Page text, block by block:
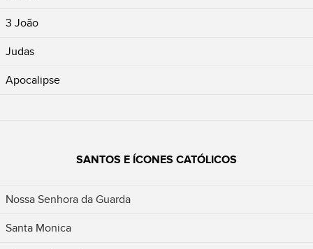
3 João
Judas
Apocalipse
SANTOS E ÍCONES CATÓLICOS
Nossa Senhora da Guarda
Santa Monica